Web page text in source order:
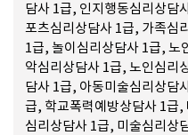
담사 1급, 인지행동심리상담
포츠심리상담사 1급, 가족심
1급, 놀이심리상담사 1급, 노
악심리상담사 1급, 노인심리
담사 1급, 아동미술심리상담
급, 학교폭력예방상담사 1급
심리상담사 1급, 미술심리상